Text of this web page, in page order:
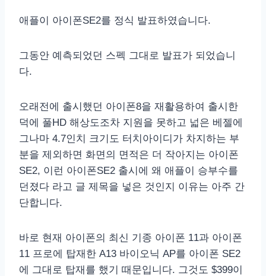
애플이 아이폰SE2를 정식 발표하였습니다.
그동안 예측되었던 스펙 그대로 발표가 되었습니
다.
오래전에 출시했던 아이폰8을 재활용하여 출시한
덕에 풀HD 해상도조차 지원을 못하고 넓은 베젤에
그나마 4.7인치 크기도 터치아이디가 차지하는 부
분을 제외하면 화면의 면적은 더 작아지는 아이폰
SE2, 이런 아이폰SE2 출시에 왜 애플이 승부수를
던졌다 라고 글 제목을 넣은 것인지 이유는 아주 간
단합니다.
바로 현재 아이폰의 최신 기종 아이폰 11과 아이폰
11 프로에 탑재한 A13 바이오닉 AP를 아이폰 SE2
에 그대로 탑재를 했기 때문입니다. 그것도 $399이